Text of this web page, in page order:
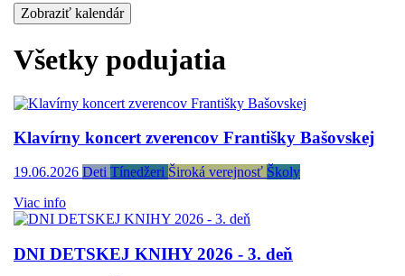
Zobraziť kalendár
Všetky podujatia
Klavírny koncert zverencov Františky Bašovskej
19.06.2026 Deti Tínedžeri Široká verejnosť Školy
Viac info
DNI DETSKEJ KNIHY 2026 - 3. deň